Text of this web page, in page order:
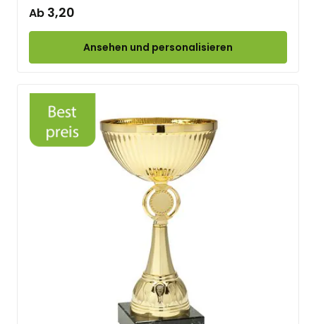
Ab 3,20
Ansehen und personalisieren